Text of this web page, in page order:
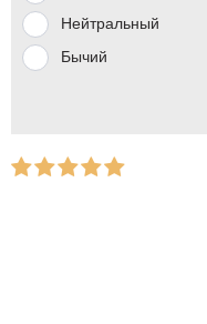
Нейтральный
Бычий